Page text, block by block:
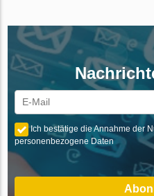
Ich bestätige die Annahme der
personenbezogene Daten